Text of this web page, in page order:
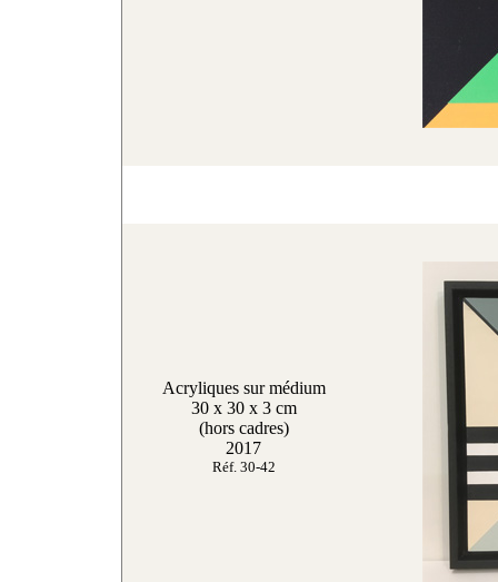
Acryliques sur médium
30 x 30 x 3 cm
(hors cadres)
2017
Réf. 30-42